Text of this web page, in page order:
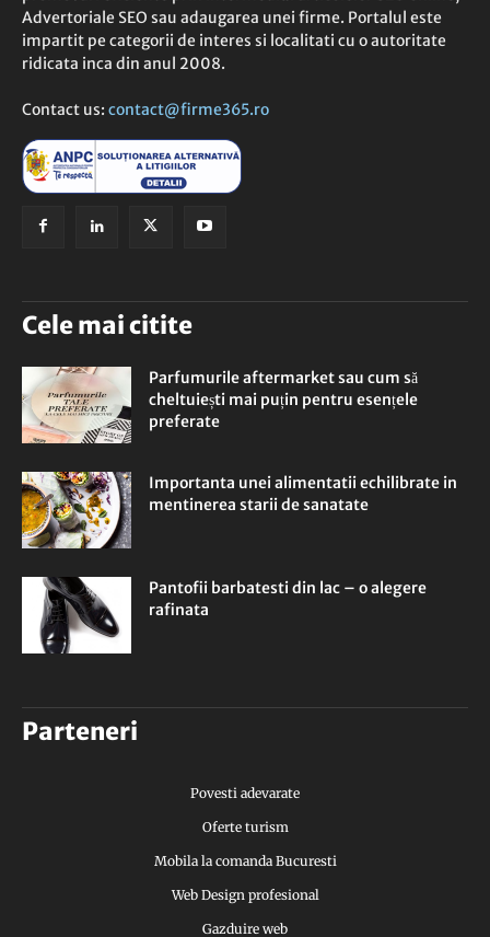
Advertoriale SEO sau adaugarea unei firme. Portalul este
impartit pe categorii de interes si localitati cu o autoritate
ridicata inca din anul 2008.
Contact us: contact@firme365.ro
Cele mai citite
Parfumurile aftermarket sau cum să
cheltuiești mai puțin pentru esențele
preferate
Importanta unei alimentatii echilibrate in
mentinerea starii de sanatate
Pantofii barbatesti din lac – o alegere
rafinata
Parteneri
Povesti adevarate
Oferte turism
Mobila la comanda Bucuresti
Web Design profesional
Gazduire web